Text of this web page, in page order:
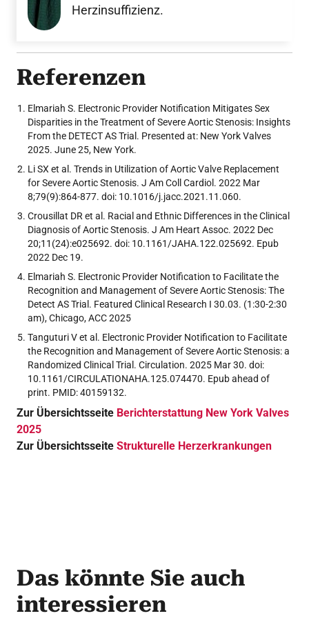
Herzinsuffizienz.
Referenzen
Elmariah S. Electronic Provider Notification Mitigates Sex
Disparities in the Treatment of Severe Aortic Stenosis: Insights
From the DETECT AS Trial. Presented at: New York Valves
2025. June 25, New York.
Li SX et al. Trends in Utilization of Aortic Valve Replacement
for Severe Aortic Stenosis. J Am Coll Cardiol. 2022 Mar
8;79(9):864-877. doi: 10.1016/j.jacc.2021.11.060.
Crousillat DR et al. Racial and Ethnic Differences in the Clinical
Diagnosis of Aortic Stenosis. J Am Heart Assoc. 2022 Dec
20;11(24):e025692. doi: 10.1161/JAHA.122.025692. Epub
2022 Dec 19.
Elmariah S. Electronic Provider Notification to Facilitate the
Recognition and Management of Severe Aortic Stenosis: The
Detect AS Trial. Featured Clinical Research I 30.03. (1:30-2:30
am), Chicago, ACC 2025
Tanguturi V et al. Electronic Provider Notification to Facilitate
the Recognition and Management of Severe Aortic Stenosis: a
Randomized Clinical Trial. Circulation. 2025 Mar 30. doi:
10.1161/CIRCULATIONAHA.125.074470. Epub ahead of
print. PMID: 40159132.
Zur Übersichtsseite Berichterstattung New York Valves
2025
Zur Übersichtsseite Strukturelle Herzerkrankungen
Das könnte Sie auch
interessieren